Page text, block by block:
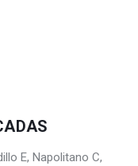
E, Napolitano C,